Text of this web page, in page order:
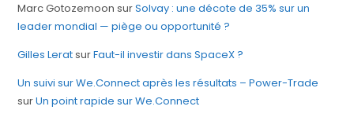
Marc Gotozemoon surSolvay : une décote de 35% sur un
leader mondial — piège ou opportunité ?
Gilles LeratsurFaut-il investir dans SpaceX ?
Un suivi sur We.Connect après les résultats – Power-Trade
surUn point rapide sur We.Connect